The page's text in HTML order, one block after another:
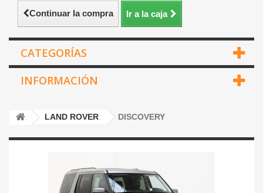
Continuar la compra Ir a la caja
CATEGORÍAS
INFORMACIÓN
LAND ROVER DISCOVERY